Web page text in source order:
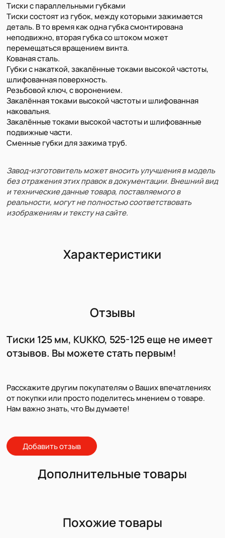
Тиски с параллельными губками
Тиски состоят из губок, между которыми зажимается
деталь. В то время как одна губка смонтирована
неподвижно, вторая губка со штоком может
перемещаться вращением винта.
Кованая сталь.
Губки с накаткой, закалённые токами высокой частоты,
шлифованная поверхность.
Резьбовой ключ, с воронением.
Закалённая токами высокой частоты и шлифованная
наковальня.
Закалённые токами высокой частоты и шлифованныe
подвижные части.
Сменные губки для зажима труб.
Завод-изготовитель может вносить улучшения в модель
без отражения этих правок в документации. Внешний вид
и технические данные товара, поставляемого в
реальности, могут не полностью соответствовать
изображениям и тексту на сайте.
Характеристики
Отзывы
Тиски 125 мм, KUKKO, 525-125 еще не имеет
отзывов. Вы можете стать первым!
Расскажите другим покупателям о Ваших впечатлениях
от покупки или просто поделитесь мнением о товаре.
Нам важно знать, что Вы думаете!
Добавить отзыв
Дополнительные товары
Похожие товары